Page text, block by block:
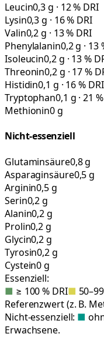
Leucin0,3 g · 12 % DRI
Lysin0,3 g · 16 % DRI
Valin0,2 g · 13 % DRI
Phenylalanin0,2 g · 13
Isoleucin0,2 g · 13 %
Threonin0,2 g · 17 %
Histidin0,1 g · 16 % DRI
Tryptophan0,1 g · 21
Methionin0 g
Nicht-essenziell
Glutaminsäure0,8 g
Asparaginsäure0,5 g
Arginin0,5 g
Serin0,2 g
Alanin0,2 g
Prolin0,2 g
Glycin0,2 g
Tyrosin0,2 g
Cystein0 g
Essenziell:
■ ≥ 100 % DRI■
Referenzwert (z. B.
Nicht-essenziell: ■
Erwachsene.